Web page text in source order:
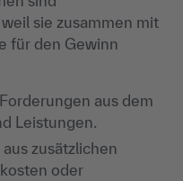
sie zusammen mit
für den Gewinn
aus dem
Leistungen.
zusätzlichen
oder